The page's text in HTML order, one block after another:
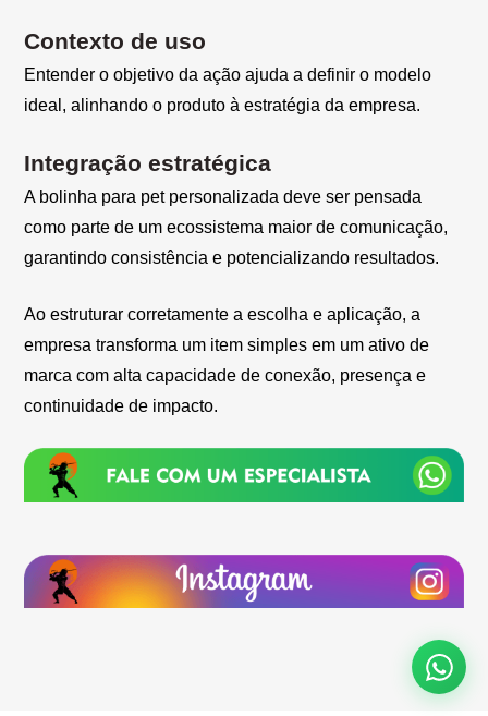
Contexto de uso
Entender o objetivo da ação ajuda a definir o modelo
ideal, alinhando o produto à estratégia da empresa.
Integração estratégica
A bolinha para pet personalizada deve ser pensada
como parte de um ecossistema maior de comunicação,
garantindo consistência e potencializando resultados.
Ao estruturar corretamente a escolha e aplicação, a
empresa transforma um item simples em um ativo de
marca com alta capacidade de conexão, presença e
continuidade de impacto.